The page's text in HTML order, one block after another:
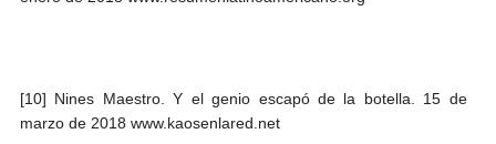
[10] Nines Maestro. Y el genio escapó de la botella. 15 de
marzo de 2018 www.kaosenlared.net